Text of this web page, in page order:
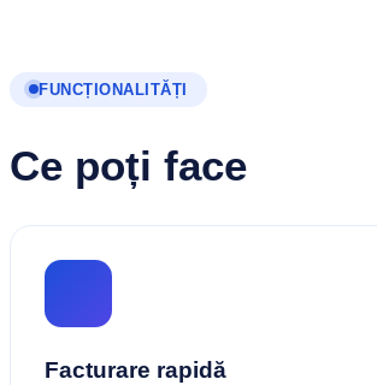
FUNCȚIONALITĂȚI
Ce poți face
Facturare rapidă